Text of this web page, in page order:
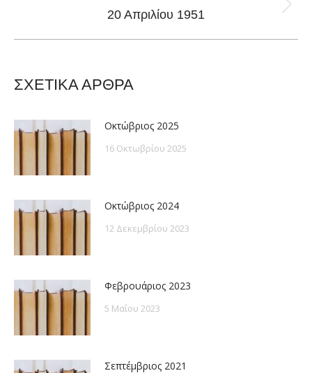
Next
20 Απριλίου 1951
ΣΧΕΤΙΚΑ ΑΡΘΡΑ
Οκτώβριος 2025
16 Οκτωβρίου 2025
Οκτώβριος 2024
12 Δεκεμβρίου 2023
Φεβρουάριος 2023
5 Μαΐου 2023
Σεπτέμβριος 2021